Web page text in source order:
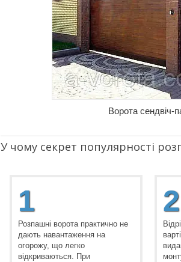
Ворота сендвіч-
Розсувні
У чому секрет популярності
1
Розпашні ворота практично не
дають навантаження на
огорожу, що легко
відкриваються. При
2